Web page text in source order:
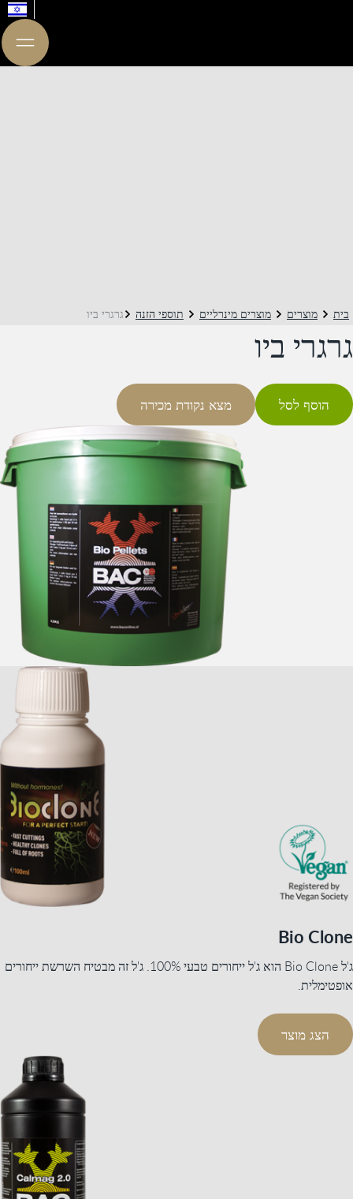
בית מוצרים מוצרים מינרליים תוספי הזנה גרגרי ביו
גרגרי ביו
הוסף לסל מצא נקודת מכירה
Bio Clone
ג'ל Bio Clone הוא ג'ל ייחורים טבעי 100%. ג'ל זה מבטיח השרשת ייחורים
אופטימלית.
הצג מוצר